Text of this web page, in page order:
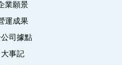
業願景
運成果
司據點
大事記